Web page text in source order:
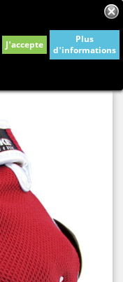
shopping_cart

J'accepte
Plus
d'informations